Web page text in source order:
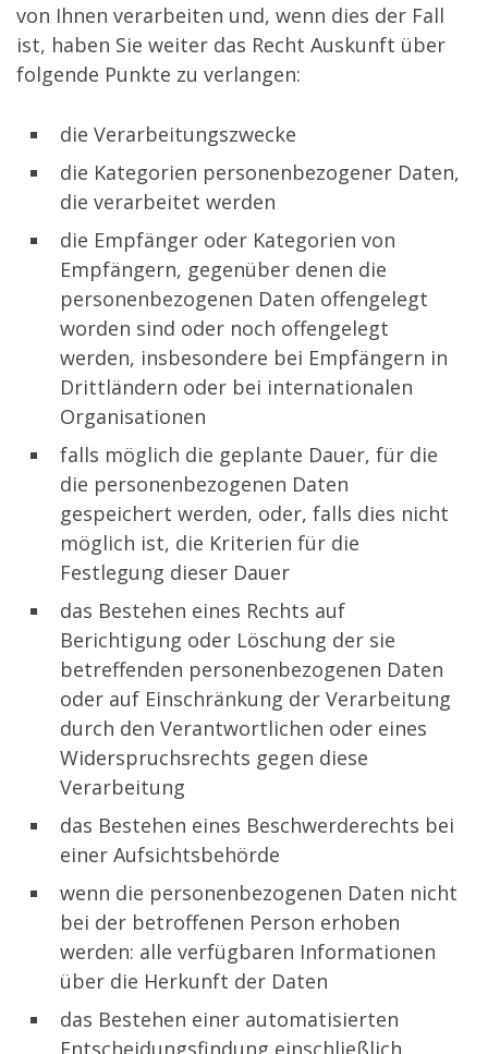
von Ihnen verarbeiten und, wenn dies der Fall
ist, haben Sie weiter das Recht Auskunft über
folgende Punkte zu verlangen:
die Verarbeitungszwecke
die Kategorien personenbezogener Daten,
die verarbeitet werden
die Empfänger oder Kategorien von
Empfängern, gegenüber denen die
personenbezogenen Daten offengelegt
worden sind oder noch offengelegt
werden, insbesondere bei Empfängern in
Drittländern oder bei internationalen
Organisationen
falls möglich die geplante Dauer, für die
die personenbezogenen Daten
gespeichert werden, oder, falls dies nicht
möglich ist, die Kriterien für die
Festlegung dieser Dauer
das Bestehen eines Rechts auf
Berichtigung oder Löschung der sie
betreffenden personenbezogenen Daten
oder auf Einschränkung der Verarbeitung
durch den Verantwortlichen oder eines
Widerspruchsrechts gegen diese
Verarbeitung
das Bestehen eines Beschwerderechts bei
einer Aufsichtsbehörde
wenn die personenbezogenen Daten nicht
bei der betroffenen Person erhoben
werden: alle verfügbaren Informationen
über die Herkunft der Daten
das Bestehen einer automatisierten
Entscheidungsfindung einschließlich